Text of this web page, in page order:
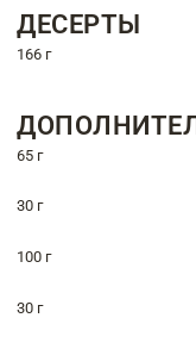
ДЕСЕРТЫ
166 г
65 г
30 г
100 г
30 г